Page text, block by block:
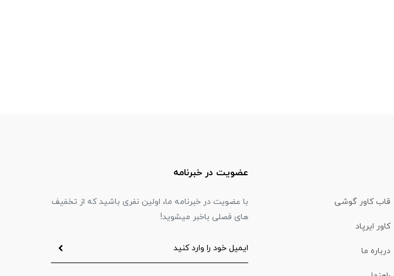
قاب کاور گوشی
کاور ایرپاد
درباره ما
عضویت در خبرنامه
با عضویت در خبرنامه ما، اولین نفری باشید که از تخفیف
های فصلی باخبر میشوید!